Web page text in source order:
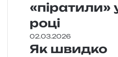
«піратили»
році
02.03.2026
Як швидко